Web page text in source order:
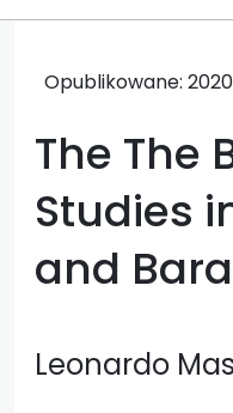
Opublikowane:
The The
Studies
and
Leonardo